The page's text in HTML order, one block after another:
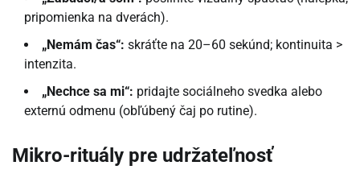
pripomienka na dverách).
„Nemám čas“: skráťte na 20–60 sekúnd; kontinuita >
intenzita.
„Nechce sa mi“: pridajte sociálneho svedka alebo
externú odmenu (obľúbený čaj po rutine).
Mikro-rituály pre udržateľnosť